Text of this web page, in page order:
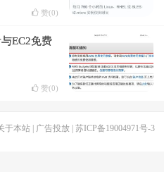
赞(0)
EC2免费
赞(0)
于本站| 广告投放| 苏ICP备19004971号-3